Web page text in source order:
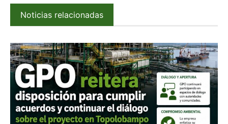
Noticias relacionadas